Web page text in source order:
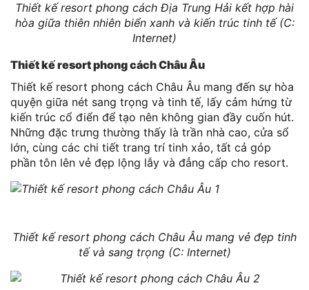
Thiết kế resort phong cách Địa Trung Hải kết hợp hài
hòa giữa thiên nhiên biển xanh và kiến trúc tinh tế (C:
Internet)
Thiết kế resort phong cách Châu Âu
Thiết kế resort phong cách Châu Âu mang đến sự hòa
quyện giữa nét sang trọng và tinh tế, lấy cảm hứng từ
kiến trúc cổ điển để tạo nên không gian đầy cuốn hút.
Những đặc trưng thường thấy là trần nhà cao, cửa sổ
lớn, cùng các chi tiết trang trí tinh xảo, tất cả góp
phần tôn lên vẻ đẹp lộng lẫy và đẳng cấp cho resort.
Thiết kế resort phong cách Châu Âu mang vẻ đẹp tinh
tế và sang trọng (C: Internet)